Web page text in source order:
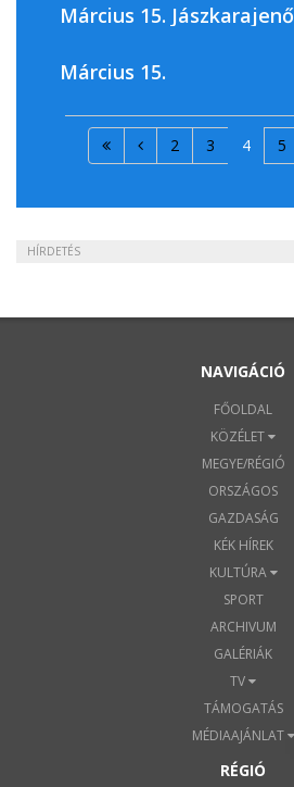
Március 15. Jászkarajenő
Március 15.
2 3 4 5
HÍRDETÉS
NAVIGÁCIÓ
FŐOLDAL
KÖZÉLET
MEGYE/RÉGIÓ
ORSZÁGOS
GAZDASÁG
KÉK HÍREK
KULTÚRA
SPORT
ARCHIVUM
GALÉRIÁK
TV
TÁMOGATÁS
MÉDIAAJÁNLAT
RÉGIÓ